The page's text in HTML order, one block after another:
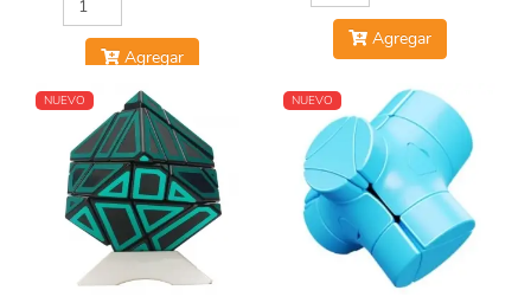
Agregar
Agregar
NUEVO NUEVO